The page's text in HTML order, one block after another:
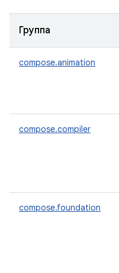
Группа
compose.animation
compose.compiler
compose.foundation